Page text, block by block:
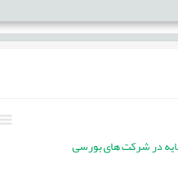
در شرکت های بورسی